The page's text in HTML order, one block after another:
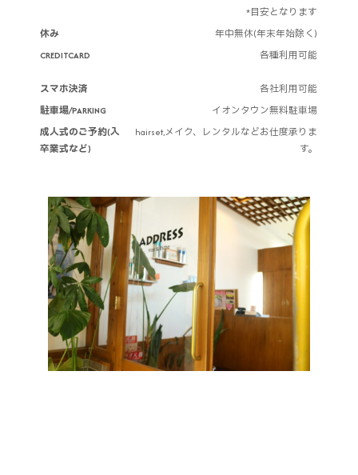
*目安となります
休み
年中無休(年末年始除く)
CREDITCARD
スマホ決済
各種利用可能
各社利用可能
駐車場/PARKING
イオンタウン無料駐車場
成人式のご予約(入
卒業式など)
hairset,メイク、レンタルなどお仕度承りま
す。